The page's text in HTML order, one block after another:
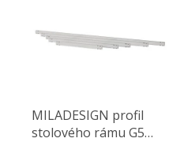
MILADESIGN profil
stolového rámu G5